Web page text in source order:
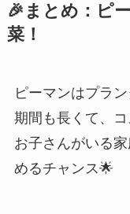
🎉まとめ：ピ
菜！
ピーマンはプラ
期間も長くて、コ
お子さんがいる
めるチャンス🌟